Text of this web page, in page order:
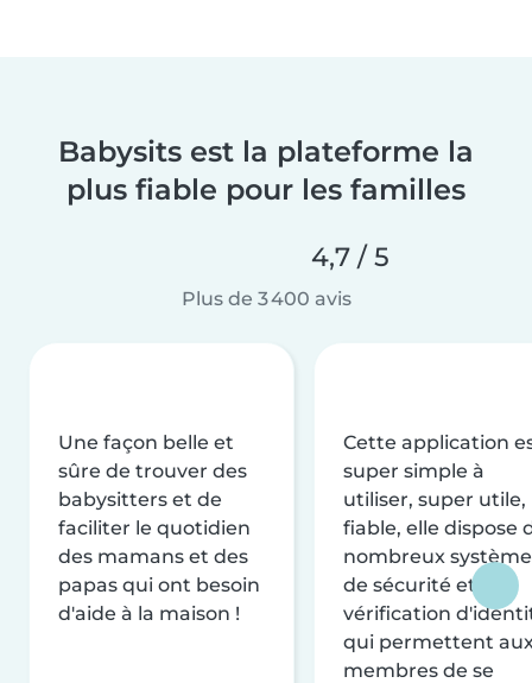
Babysits est la plateforme la
plus fiable pour les familles
4,7 / 5
Plus de 3 400 avis
Une façon belle et
sûre de trouver des
babysitters et de
faciliter le quotidien
des mamans et des
papas qui ont besoin
d'aide à la maison !
Cette application
super simple à
utiliser, super utile,
fiable, elle dispose
nombreux
de sécurité et de
vérification
qui permettent
membres de se